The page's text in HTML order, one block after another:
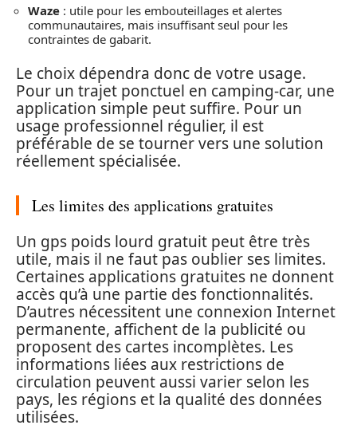
Waze : utile pour les embouteillages et alertes
communautaires, mais insuffisant seul pour les
contraintes de gabarit.
Le choix dépendra donc de votre usage.
Pour un trajet ponctuel en camping-car, une
application simple peut suffire. Pour un
usage professionnel régulier, il est
préférable de se tourner vers une solution
réellement spécialisée.
Les limites des applications gratuites
Un gps poids lourd gratuit peut être très
utile, mais il ne faut pas oublier ses limites.
Certaines applications gratuites ne donnent
accès qu’à une partie des fonctionnalités.
D’autres nécessitent une connexion Internet
permanente, affichent de la publicité ou
proposent des cartes incomplètes. Les
informations liées aux restrictions de
circulation peuvent aussi varier selon les
pays, les régions et la qualité des données
utilisées.